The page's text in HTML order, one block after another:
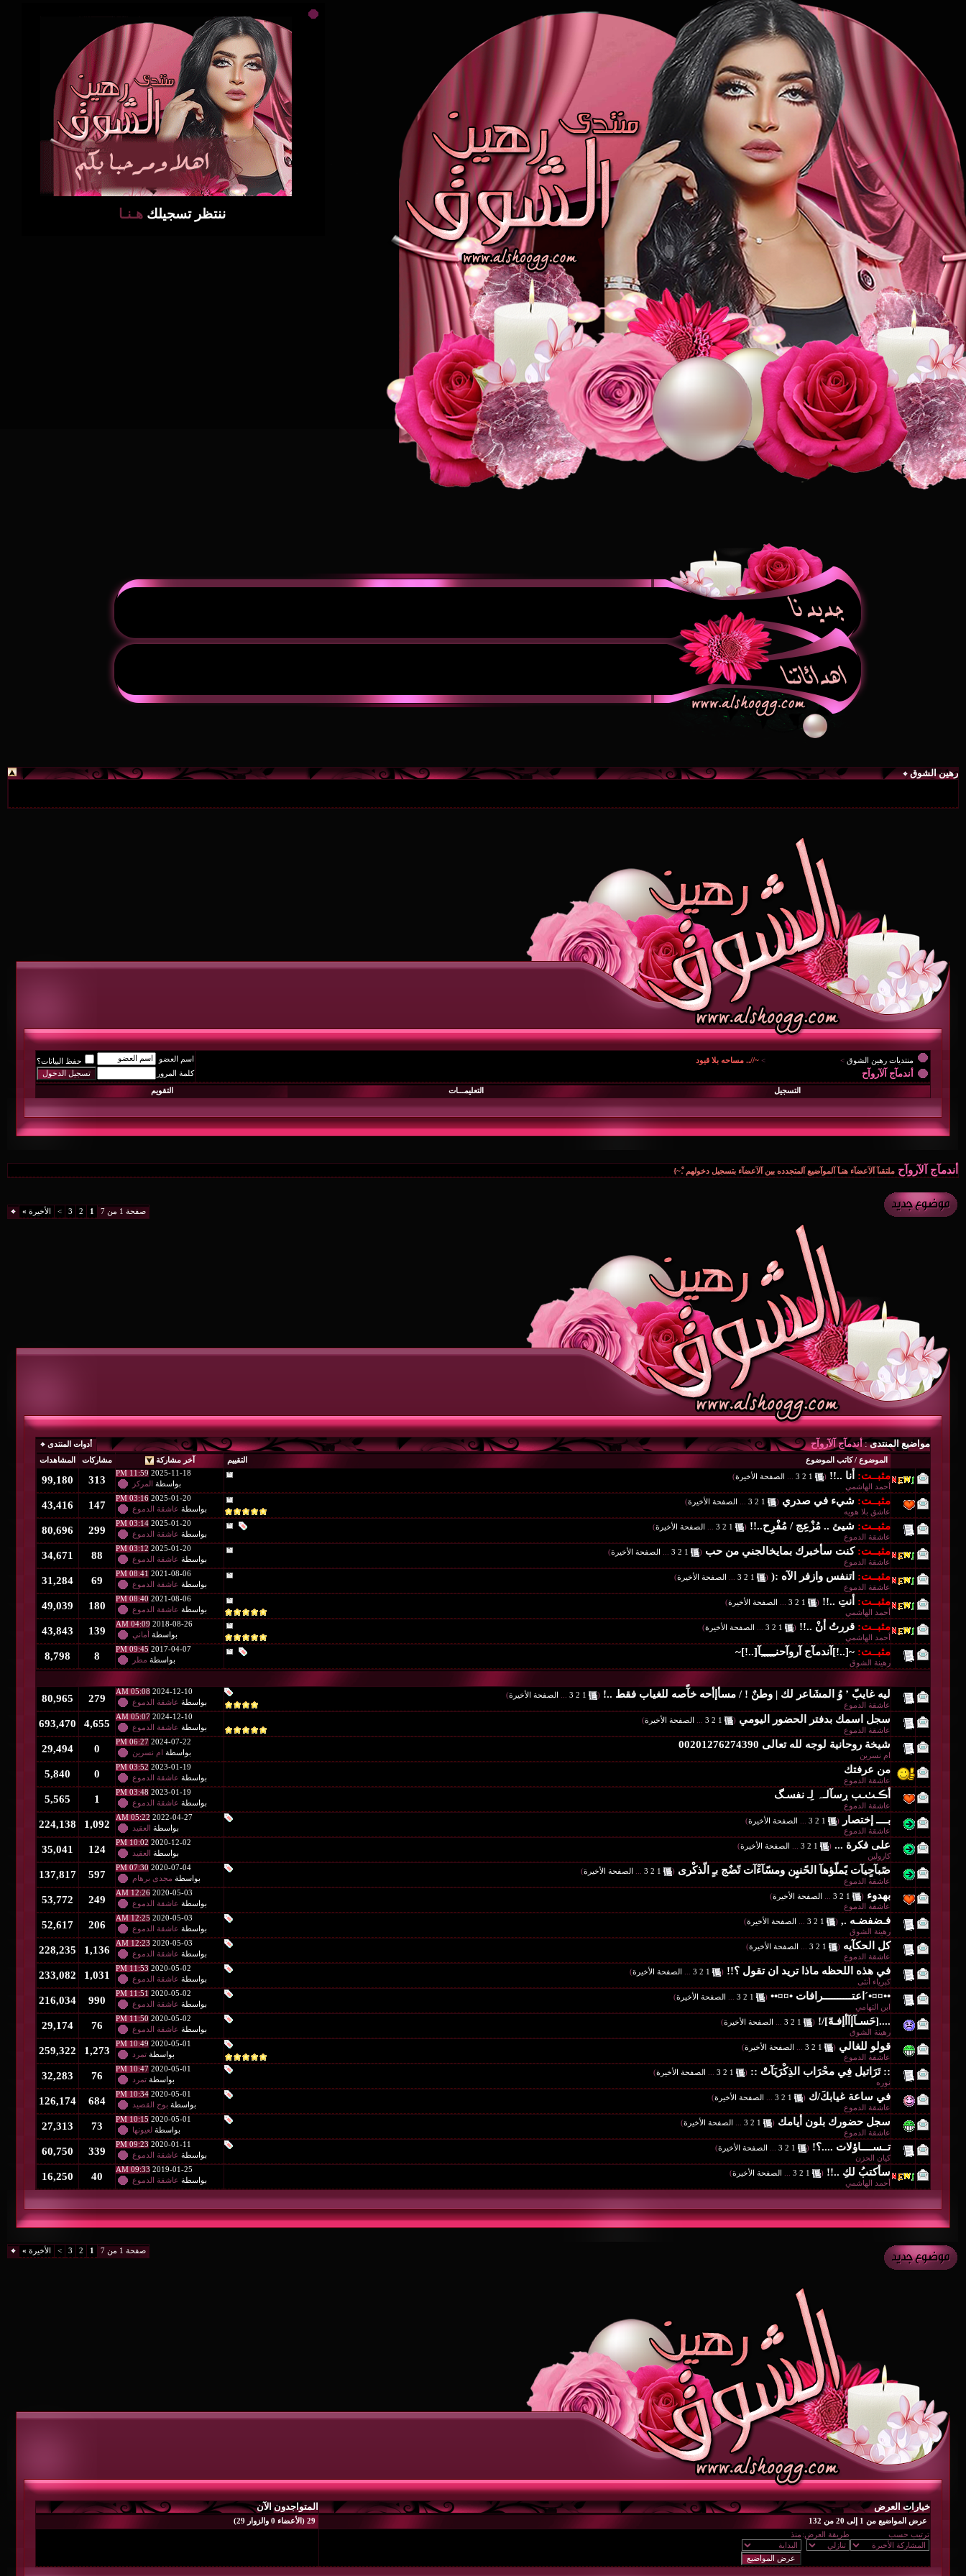
ننتظر تسجيلك هـنـا
رهين الشوق
منتديات رهين الشوق >
> ~//.. مساحه بلا قيود
أندمآج آلآروآح
اسم العضو
حفظ البيانات؟
كلمة المرور
التسجيل
التعليمـــات التقويم
أندمآج آلآروآح ملتقىآ آلآعضآء هنـآ آلموآضيع آلمتجدده بين آلآعضآء بتسجيل دخولهم .ْ~}
صفحة 1 من 7 1
2
3
> الأخيرة »
مواضيع المنتدى:أندمآج آلآروآح
أدوات المنتدى
التقييم
الموضوع /كاتب الموضوع آخر مشاركة مشاركات المشاهدات
مثبــت: أنا ..!! (
1
2
3 الصفحة الأخيرة)
أحمد الهاشمي
2025-11-18
11:59 PM
بواسطة المركز 313
99,180
مثبــت: شيء في صدري (
1
2
3 الصفحة الأخيرة)
عاشق بلا هويه
2025-01-20
03:16 PM
بواسطة عاشقة الدموع 147
43,416
مثبــت: شيئ .. مُزْعِج / مُفْرِح..!! (
1
2
3 الصفحة الأخيرة)
عاشقة الدموع
2025-01-20
03:14 PM
بواسطة عاشقة الدموع 299
80,696
مثبــت: كنت سأخبرك بمايخالجني من حب (
1
2
3 الصفحة الأخيرة)
عاشقة الدموع
2025-01-20
03:12 PM
بواسطة عاشقة الدموع 88
34,671
مثبــت: اتنفس وازفر الآه :( (
1
2
3 الصفحة الأخيرة)
عاشقة الدموع
2021-08-06
08:41 PM
بواسطة عاشقة الدموع 69
31,284
مثبــت: أنتِ ..!! (
1
2
3 الصفحة الأخيرة)
أحمد الهاشمي
2021-08-06
08:40 PM
بواسطة عاشقة الدموع 180
49,039
مثبــت: قررتُ أنْ ..!! (
1
2
3 الصفحة الأخيرة)
أحمد الهاشمي
2018-08-26
04:09 AM
بواسطة أماني 139
43,843
مثبــت: ~[..!]آندمآج آروآحنـِـِـِـِـِآ[..!]~
رهينة الشوق
2017-04-07
09:45 PM
بواسطة مطر 8
8,798
ليه غايبّ ’ وُ المشَاعر لك | وطنٌ ! / مسأإأحه خآًصه للغياب فقط ..! (
1
2
3 الصفحة الأخيرة)
عاشقة الدموع
2024-12-10
05:08 AM
بواسطة عاشقة الدموع 279
80,965
سجل اسمك بدفتر الحضور اليومي (
1
2
3 الصفحة الأخيرة)
عاشقة الدموع
2024-12-10
05:07 AM
بواسطة عاشقة الدموع 4,655
693,470
شيخة روحانية لوجه لله تعالى 00201276274390
ام نسرين
2024-07-22
06:27 PM
بواسطة ام نسرين 0
29,494
من عرفتك
عاشقة الدموع
2023-01-19
03:52 PM
بواسطة عاشقة الدموع 0
5,840
أڪـﭟـب ڔسآلـہ لِـ نفسـگ
عاشقة الدموع
2023-01-19
03:48 PM
بواسطة عاشقة الدموع 1
5,565
بــــ إختصار
(
1
2
3 الصفحة الأخيرة)
عاشقة الدموع
2022-04-27
05:22 AM
بواسطة العقيد 1,092
224,138
على فكرة ... (
1
2
3 الصفحة الأخيرة)
كارولين
2020-12-02
10:02 PM
بواسطة العقيد 124
35,041
صًبآحٍيآت يًملّؤهآ الحًنيٍن ومسّآءْآت تّضٌج بـٍ الّذكْرى (
1
2
3 الصفحة الأخيرة)
عاشقة الدموع
2020-07-04
07:30 PM
بواسطة مجدى برهام 597
137,817
بهدوء (
1
2
3 الصفحة الأخيرة)
عاشقة الدموع
2020-05-03
12:26 AM
بواسطة عاشقة الدموع 249
53,772
فـضفضـه ., (
1
2
3 الصفحة الأخيرة)
رهينة الشوق
2020-05-03
12:25 AM
بواسطة عاشقة الدموع 206
52,617
كل الحكآيه (
1
2
3 الصفحة الأخيرة)
عاشقة الدموع
2020-05-03
12:23 AM
بواسطة عاشقة الدموع 1,136
228,235
في هذه اللحظه ماذا تريد ان تقول ؟!! (
1
2
3 الصفحة الأخيرة)
كبرياء أنثى
2020-05-02
11:53 PM
بواسطة عاشقة الدموع 1,031
233,082
••¤¤•´اعتــــــــــرافات •¤¤•• (
1
2
3 الصفحة الأخيرة)
ابن التهامي
2020-05-02
11:51 PM
بواسطة عاشقة الدموع 990
216,034
....[حَسـآإآأإفـهّ]/! (
1
2
3 الصفحة الأخيرة)
رهينة الشوق
2020-05-02
11:50 PM
بواسطة عاشقة الدموع 76
29,174
قولو للغالي (
1
2
3 الصفحة الأخيرة)
عاشقة الدموع
2020-05-01
10:49 PM
بواسطة تمرد 1,273
259,322
:: تَرَاتيل فِي محْرَاب الذِكْرَيَآتْ :: (
1
2
3 الصفحة الأخيرة)
نوره
2020-05-01
10:47 PM
بواسطة تمرد 76
32,283
في ساعة غيابكَ/ك (
1
2
3 الصفحة الأخيرة)
عاشقة الدموع
2020-05-01
10:34 PM
بواسطة بوح القصيد 684
126,174
سجل حضورك بلون أيامك (
1
2
3 الصفحة الأخيرة)
عاشقة الدموع
2020-05-01
10:15 PM
بواسطة لعيونها 73
27,313
تــســــاؤلات ....؟! (
1
2
3 الصفحة الأخيرة)
كيان الحزن
2020-01-11
09:23 PM
بواسطة عاشقة الدموع 339
60,750
سأكتبُ لكِ ..!! (
1
2
3 الصفحة الأخيرة)
أحمد الهاشمي
2019-01-25
09:33 AM
بواسطة عاشقة الدموع 40
16,250
صفحة 1 من 7 1
2
3
> الأخيرة »
خيارات العرض المتواجدون الآن
عرض المواضيع من 1 إلى 20 من 132
29 (الأعضاء 0 والزوار 29)
ترتيب حسب
طريقة العرض: منذ